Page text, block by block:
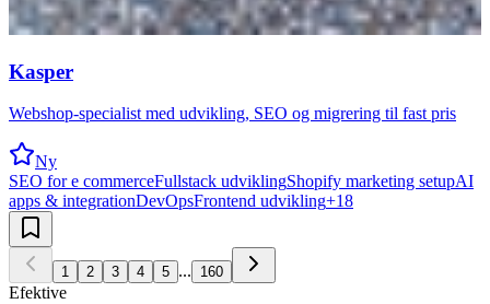
Kasper
Webshop-specialist med udvikling, SEO og migrering til fast pris
Ny
SEO for e commerceFullstack udviklingShopify marketing setupAI
apps & integrationDevOpsFrontend udvikling+18
1 2 3 4 5 ... 160
Efektive